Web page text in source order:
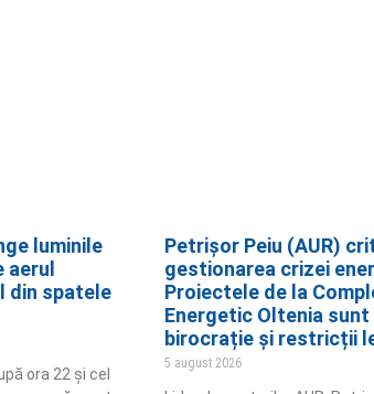
luminile
aerul
din spatele
ora 22 și cel
Petrișor Peiu (AUR)
gestionarea crizei
Proiectele de la
Energetic Oltenia
birocrație și restricții
5 august 2026